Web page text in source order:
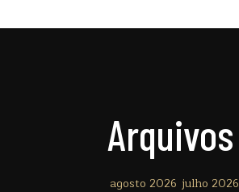
Arquivos
agosto 2026 julho 2026